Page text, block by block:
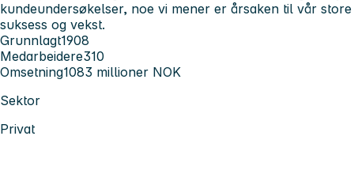
kundeundersøkelser, noe vi mener er årsaken til vår store
suksess og vekst.
Grunnlagt1908
Medarbeidere310
Omsetning1083 millioner NOK
Sektor
Privat